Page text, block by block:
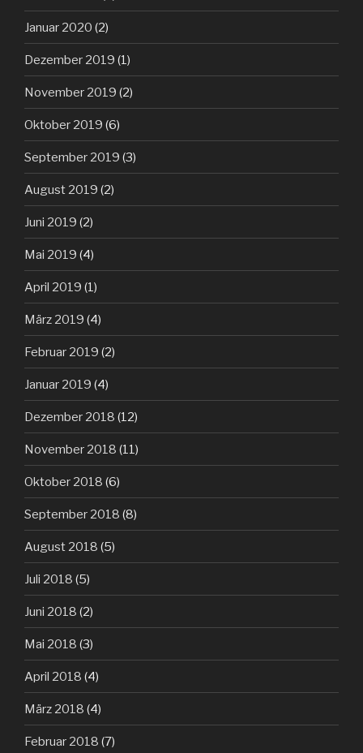
Januar 2020 (2)
Dezember 2019 (1)
November 2019 (2)
Oktober 2019 (6)
September 2019 (3)
August 2019 (2)
Juni 2019 (2)
Mai 2019 (4)
April 2019 (1)
März 2019 (4)
Februar 2019 (2)
Januar 2019 (4)
Dezember 2018 (12)
November 2018 (11)
Oktober 2018 (6)
September 2018 (8)
August 2018 (5)
Juli 2018 (5)
Juni 2018 (2)
Mai 2018 (3)
April 2018 (4)
März 2018 (4)
Februar 2018 (7)